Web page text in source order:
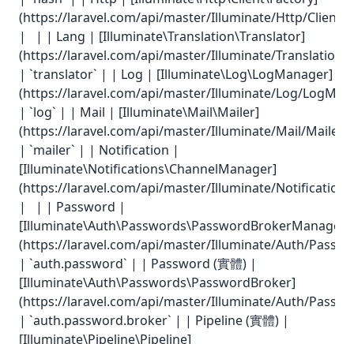
(https://laravel.com/api/master/Illuminate/Http/Client/
| | | Lang | [Illuminate\Translation\Translator]
(https://laravel.com/api/master/Illuminate/Translation/
| `translator` | | Log | [Illuminate\Log\LogManager]
(https://laravel.com/api/master/Illuminate/Log/
| `log` | | Mail | [Illuminate\Mail\Mailer]
(https://laravel.com/api/master/Illuminate/Mail/
| `mailer` | | Notification |
[Illuminate\Notifications\ChannelManager]
(https://laravel.com/api/master/Illuminate/
| | | Password |
[Illuminate\Auth\Passwords\PasswordBrokerManager]
(https://laravel.com/api/master/Illuminate/Auth/
| `auth.password` | | Password (實體) |
[Illuminate\Auth\Passwords\PasswordBroker]
(https://laravel.com/api/master/Illuminate/Auth/
| `auth.password.broker` | | Pipeline (實體) |
[Illuminate\Pipeline\Pipeline]